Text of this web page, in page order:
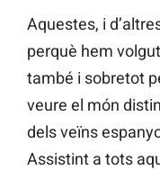
Aquestes, i
perquè hem
també i sobretot
veure el món
dels veïns
Assistint a tots